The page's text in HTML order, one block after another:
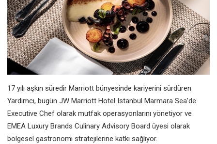
17 yılı aşkın süredir Marriott bünyesinde kariyerini sürdüren
Yardımcı, bugün JW Marriott Hotel Istanbul Marmara Sea’de
Executive Chef olarak mutfak operasyonlarını yönetiyor ve
EMEA Luxury Brands Culinary Advisory Board üyesi olarak
bölgesel gastronomi stratejilerine katkı sağlıyor.